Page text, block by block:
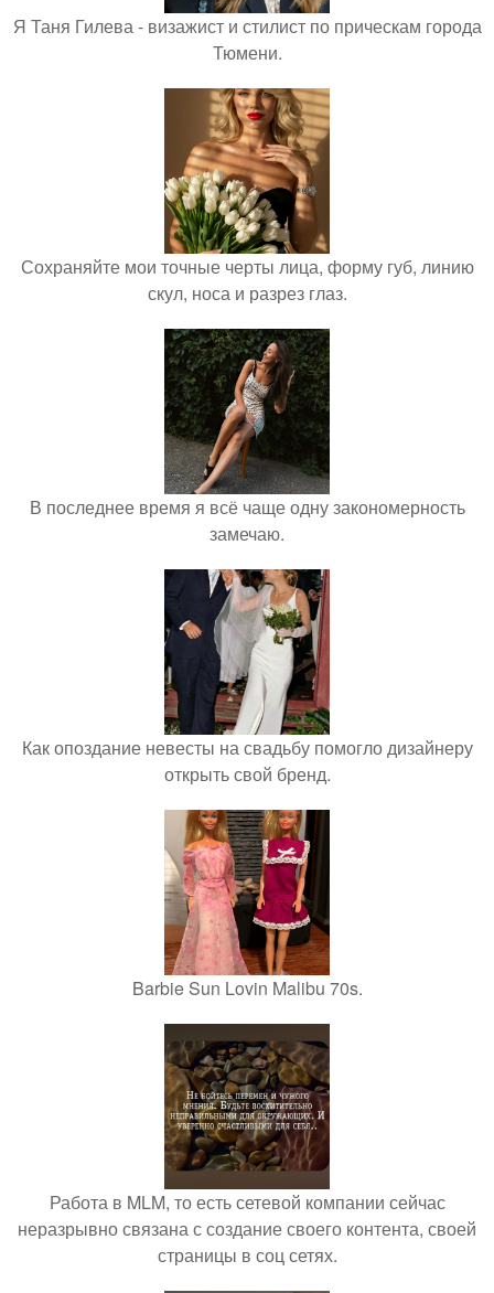
Я Таня Гилева - визажист и стилист по прическам города
Тюмени.
Сохраняйте мои точные черты лица, форму губ, линию
скул, носа и разрез глаз.
В последнее время я всё чаще одну закономерность
замечаю.
Как опоздание невесты на свадьбу помогло дизайнеру
открыть свой бренд.
Barbie Sun Lovin Malibu 70s.
Работа в MLM, то есть сетевой компании сейчас
неразрывно связана с создание своего контента, своей
страницы в соц сетях.